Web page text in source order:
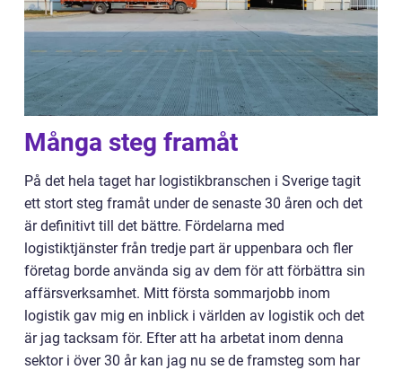
Många steg framåt
På det hela taget har logistikbranschen i Sverige tagit
ett stort steg framåt under de senaste 30 åren och det
är definitivt till det bättre. Fördelarna med
logistiktjänster från tredje part är uppenbara och fler
företag borde använda sig av dem för att förbättra sin
affärsverksamhet. Mitt första sommarjobb inom
logistik gav mig en inblick i världen av logistik och det
är jag tacksam för. Efter att ha arbetat inom denna
sektor i över 30 år kan jag nu se de framsteg som har